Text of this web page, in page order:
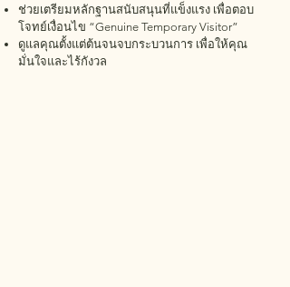
ช่วยเตรียมหลักฐานสนับสนุนที่แข็งแรง เพื่อตอบ
โจทย์เงื่อนไข “Genuine Temporary Visitor”
ดูแลคุณตั้งแต่ต้นจนจบกระบวนการ เพื่อให้คุณ
มั่นใจและไร้กังวล